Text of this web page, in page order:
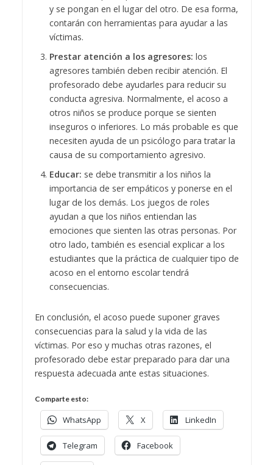
y se pongan en el lugar del otro. De esa forma,
contarán con herramientas para ayudar a las
víctimas.
Prestar atención a los agresores: los
agresores también deben recibir atención. El
profesorado debe ayudarles para reducir su
conducta agresiva. Normalmente, el acoso a
otros niños se produce porque se sienten
inseguros o inferiores. Lo más probable es que
necesiten ayuda de un psicólogo para tratar la
causa de su comportamiento agresivo.
Educar: se debe transmitir a los niños la
importancia de ser empáticos y ponerse en el
lugar de los demás. Los juegos de roles
ayudan a que los niños entiendan las
emociones que sienten las otras personas. Por
otro lado, también es esencial explicar a los
estudiantes que la práctica de cualquier tipo de
acoso en el entorno escolar tendrá
consecuencias.
En conclusión, el acoso puede suponer graves
consecuencias para la salud y la vida de las
víctimas. Por eso y muchas otras razones, el
profesorado debe estar preparado para dar una
respuesta adecuada ante estas situaciones.
Comparte esto:
WhatsApp X LinkedIn
Telegram Facebook